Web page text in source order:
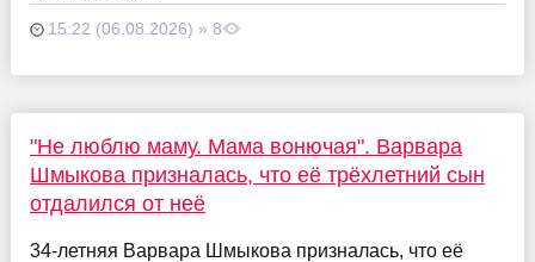
15:22 (06.08.2026) » 8
"Не люблю маму. Мама вонючая". Варвара
Шмыкова призналась, что её трёхлетний сын
отдалился от неё
34-летняя Варвара Шмыкова призналась, что её